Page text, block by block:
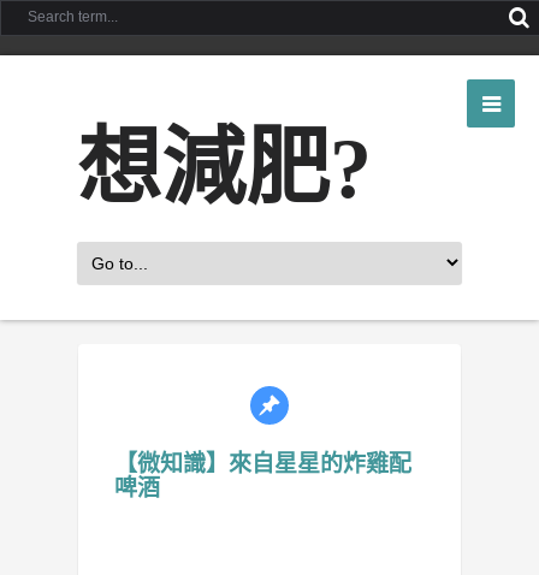
想減肥?
【微知識】來自星星的炸雞配
啤酒